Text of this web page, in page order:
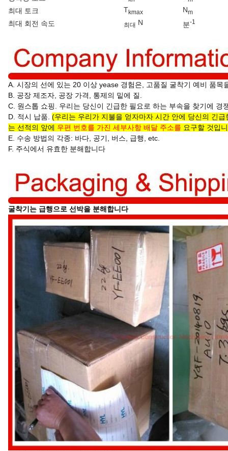
최대 토크 Tkmax Nm
최대 회전 속도 최대 N 분-1
A. 시장의 선에 있는 20 이상 yease 경험은, 고품질 굴착기 예비 품목
B. 공장 제조자, 공장 가격, 통제의 밑에 질.
C. 원스톱 쇼핑. 우리는 당신이 긴급한 필요로 하는 부속을 찾기에
D. 적시 납품. (우리는 우리가 지불을 얻자마자 시간 안에 당신의 긴
는 선적의 앞에 우편 번호를 가진 세부사항 배달 주소를 요구할 것입
E. 수송 방법의 각종: 바다, 공기, 버스, 급행, etc.
F. 주식에서 유효한 분해합니다
굴착기는 급행으로 선박을 분해합니다